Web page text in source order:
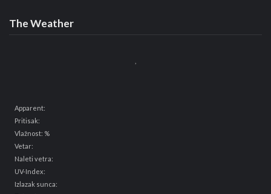
The Weather
Apparent:
Pritisak:
Vlažnost: %
Vetar:
Naleti vetra:
UV-Index:
Izlazak sunca: